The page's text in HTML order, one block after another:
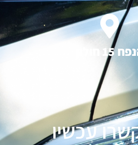
15 חולון
עכשיו